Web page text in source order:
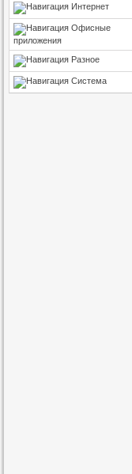
Интернет
Офисные
приложения
Разное
Система